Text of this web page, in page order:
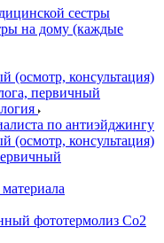
сестры
на дому (каждые
(осмотр, консультация)
первичный
по антиэйджингу
(осмотр, консультация)
фототермолиз Со2